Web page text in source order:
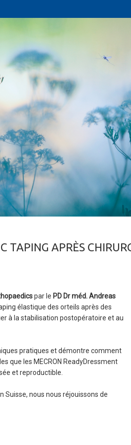
APRÈS
par le PD Dr méd. Andreas
élastique des orteils après des
à la stabilisation postopératoire et au
pratiques et démontre comment
que les MECRON ReadyDressment
et reproductible.
Suisse, nous nous réjouissons de